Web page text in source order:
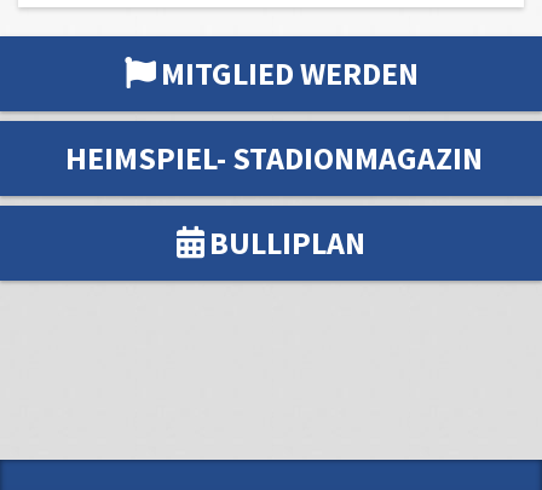
MITGLIED WERDEN
HEIMSPIEL- STADIONMAGAZIN